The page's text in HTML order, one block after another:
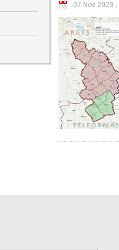
07 Nov 2023 ,